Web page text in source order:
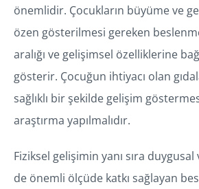
önemlidir. Çocukların büyüme ve
özen gösterilmesi gereken
aralığı ve gelişimsel özelliklerine
gösterir. Çocuğun ihtiyacı olan
sağlıklı bir şekilde gelişim
araştırma yapılmalıdır.
Fiziksel gelişimin yanı sıra
de önemli ölçüde katkı sağlayan